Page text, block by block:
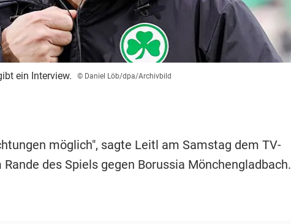
ein Interview. © Daniel Löb/dpa/Archivbild
möglich", sagte Leitl am Samstag dem TV-
Rande des Spiels gegen Borussia Mönchengladbach.